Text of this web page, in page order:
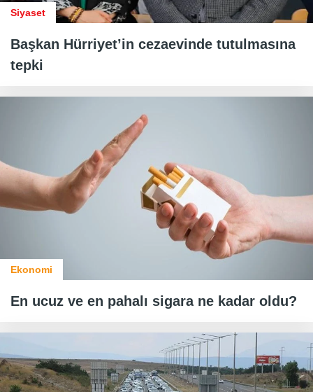
Siyaset
Başkan Hürriyet’in cezaevinde tutulmasına
tepki
Ekonomi
En ucuz ve en pahalı sigara ne kadar oldu?